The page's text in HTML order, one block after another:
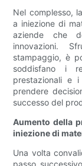
Nel complesso,
a iniezione di
aziende che
innovazioni.
stampaggio, è
soddisfano i
prestazionali e
prendere
successo del
Aumento della
iniezione di
Una volta